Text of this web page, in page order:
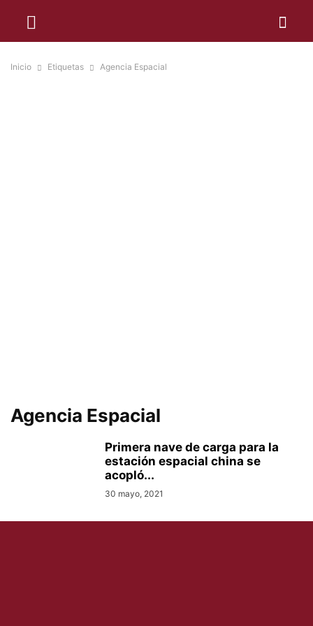
Inicio Etiquetas Agencia Espacial
Agencia Espacial
Primera nave de carga para la
estación espacial china se
acopló...
30 mayo, 2021